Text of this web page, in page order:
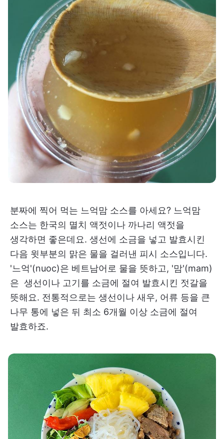
분짜에 찍어 먹는 느억맘 소스를 아세요? 느억맘
소스는 한국의 멸치 액젓이나 까나리 액젓을
생각하면 좋은데요. 생선에 소금을 넣고 발효시킨
다음 윗부분의 맑은 물을 걸러낸 피시 소스입니다.
'느억'(nuoc)은 베트남어로 물을 뜻하고, '맘'(mam)
은 생선이나 고기를 소금에 절여 발효시킨 젓갈을
뜻해요. 전통적으로는 생선이나 새우, 어류 등을 큰
나무 통에 넣은 뒤 최소 6개월 이상 소금에 절여
발효하죠.